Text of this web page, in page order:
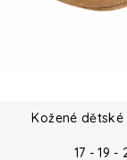
Kožené
17 - 19 -